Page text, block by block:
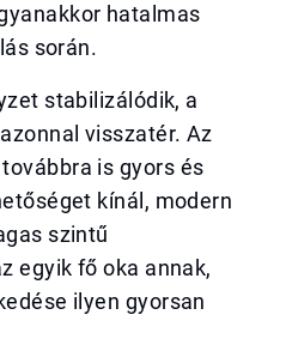
hatalmas
során.
stabilizálódik, a
visszatér. Az
is gyors és
kínál, modern
szintű
egyik fő oka annak,
ilyen gyorsan